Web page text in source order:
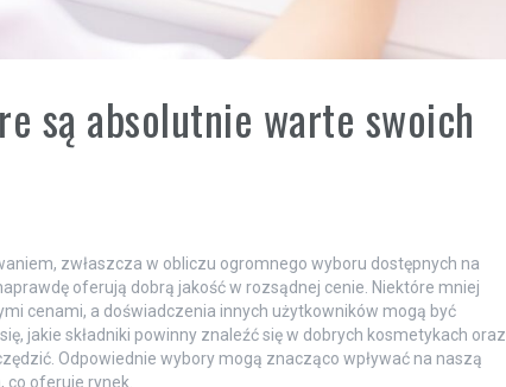
są absolutnie warte swoich
zwłaszcza w obliczu ogromnego wyboru dostępnych na
oferują dobrą jakość w rozsądnej cenie. Niektóre mniej
cenami, a doświadczenia innych użytkowników mogą być
jakie składniki powinny znaleźć się w dobrych kosmetykach oraz
Odpowiednie wybory mogą znacząco wpływać na naszą
co oferuje rynek.